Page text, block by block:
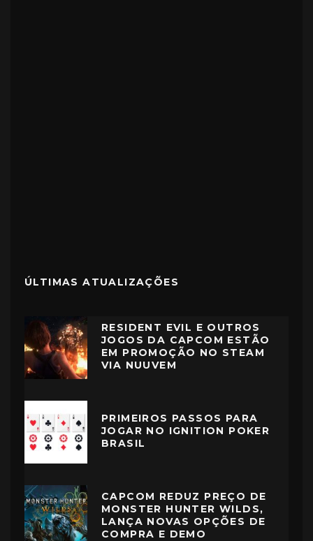
ÚLTIMAS ATUALIZAÇÕES
RESIDENT EVIL E OUTROS
JOGOS DA CAPCOM ESTÃO
EM PROMOÇÃO NO STEAM
VIA NUUVEM
PRIMEIROS PASSOS PARA
JOGAR NO IGNITION POKER
BRASIL
CAPCOM REDUZ PREÇO DE
MONSTER HUNTER WILDS,
LANÇA NOVAS OPÇÕES DE
COMPRA E DEMO